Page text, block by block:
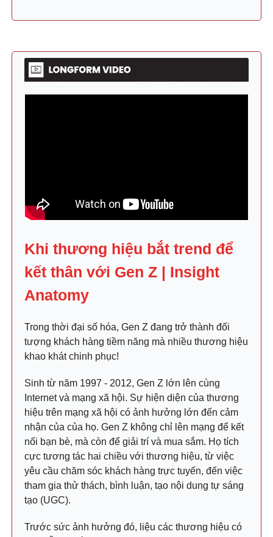
Khi thương hiệu bắt trend để
kết thân với Gen Z | Insight
Anatomy
Trong thời đại số hóa, Gen Z đang trở thành đối
tượng khách hàng tiềm năng mà nhiều thương hiệu
khao khát chinh phục!
Sinh từ năm 1997 - 2012, Gen Z lớn lên cùng
Internet và mạng xã hội. Sự hiện diện của thương
hiệu trên mạng xã hội có ảnh hưởng lớn đến cảm
nhận của của họ. Gen Z không chỉ lên mạng để kết
nối bạn bè, mà còn để giải trí và mua sắm. Họ tích
cực tương tác hai chiều với thương hiệu, từ việc
yêu cầu chăm sóc khách hàng trực tuyến, đến việc
tham gia thử thách, bình luận, tạo nội dung tự sáng
tạo (UGC).
Trước sức ảnh hưởng đó, liệu các thương hiệu có